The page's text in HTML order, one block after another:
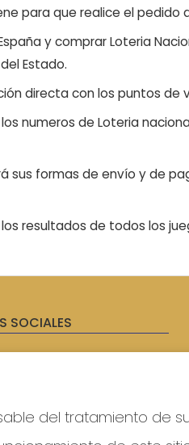
para que realice el pedido
y comprar Loteria
Estado.
directa con los puntos de
numeros de Loteria
sus formas de envío y de
resultados de todos los
SOCIALES
del tratamiento de